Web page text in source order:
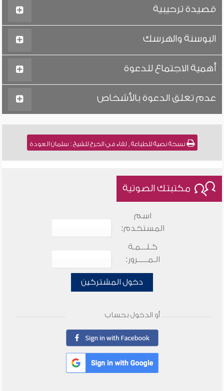
قصيدة ترحيبية
البوسنة والهرسك
أهمية الاجتماع للدعوة
عدم تعلق الدعوة بالأشخاص
نسخة نصية للطباعة , لقاء في الخرج للشيخ : سلمان العودة
مكتبتك الصوتية
اسم
المستخدم:
كـلـــمـة
الـمـــــرور:
دخول المشتركين
أو الدخول بحساب